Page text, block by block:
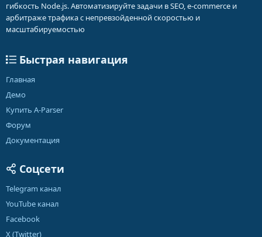
гибкость Node.js. Автоматизируйте задачи в SEO, e-commerce и
арбитраже трафика с непревзойденной скоростью и
масштабируемостью
Быстрая навигация
Главная
Демо
Купить A-Parser
Форум
Документация
Соцсети
Telegram канал
YouTube канал
Facebook
X (Twitter)